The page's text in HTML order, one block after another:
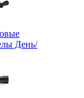
День/